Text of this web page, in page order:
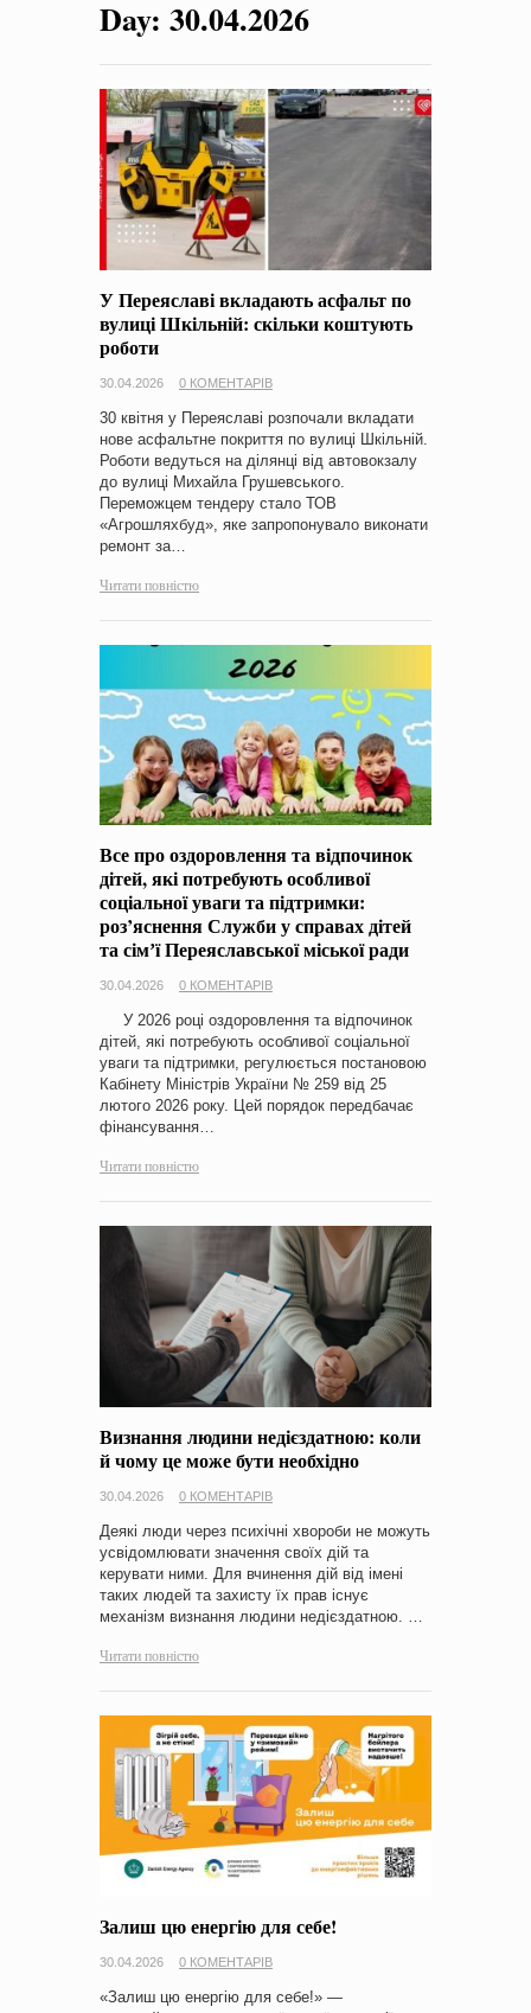
на період 2018 – 2020 роки Оголошення про збір ідей
проектів
-0 Коментарів
Day: 30.04.2026
У Переяславі вкладають асфальт по
вулиці Шкільній: скільки коштують
роботи
30.04.2026 0 КОМЕНТАРІВ
30 квітня у Переяславі розпочали вкладати
нове асфальтне покриття по вулиці Шкільній.
Роботи ведуться на ділянці від автовокзалу
до вулиці Михайла Грушевського.
Переможцем тендеру стало ТОВ
«Агрошляхбуд», яке запропонувало виконати
ремонт за…
Читати повністю
Все про оздоровлення та відпочинок
дітей, які потребують особливої
соціальної уваги та підтримки:
роз’яснення Служби у справах дітей
та сімʼї Переяславської міської ради
30.04.2026 0 КОМЕНТАРІВ
У 2026 році оздоровлення та відпочинок
дітей, які потребують особливої соціальної
уваги та підтримки, регулюється постановою
Кабінету Міністрів України № 259 від 25
лютого 2026 року. Цей порядок передбачає
фінансування…
Читати повністю
Визнання людини недієздатною: коли
й чому це може бути необхідно
30.04.2026 0 КОМЕНТАРІВ
Деякі люди через психічні хвороби не можуть
усвідомлювати значення своїх дій та
керувати ними. Для вчинення дій від імені
таких людей та захисту їх прав існує
механізм визнання людини недієздатною. …
Читати повністю
Залиш цю енергію для себе!
30.04.2026 0 КОМЕНТАРІВ
«Залиш цю енергію для себе!» —